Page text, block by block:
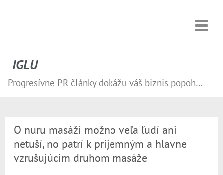
Toggle
IGLU
Progresívne PR články dokážu váš biznis popohnať vesmírnou rýchlosťou vpred. Nepremeškajte tú správnu príležitosť a publikujte na našom webe.
O nuru masáži možno veľa ľudí ani
netuší, no patrí k príjemným a hlavne
vzrušujúcim druhom masáže